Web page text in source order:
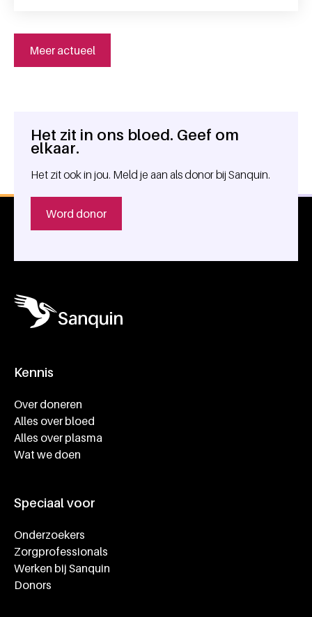
Meer actueel
Algemene informatie
Het zit in ons bloed. Geef om
elkaar.
Het zit ook in jou. Meld je aan als donor bij Sanquin.
Word donor
Kennis
Over doneren
Alles over bloed
Alles over plasma
Wat we doen
Speciaal voor
Onderzoekers
Zorgprofessionals
Werken bij Sanquin
Donors